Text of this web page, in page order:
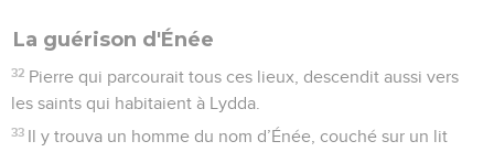
La guérison d'Énée
32 Pierre qui parcourait tous ces lieux, descendit aussi vers
les saints qui habitaient à Lydda.
33 Il y trouva un homme du nom d’Énée, couché sur un lit